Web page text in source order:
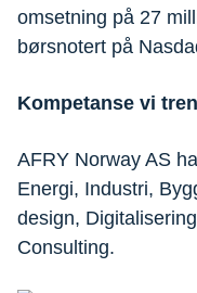
omsetning på 27
børsnotert på
Kompetanse vi
AFRY Norway AS
Energi, Industri,
design,
Consulting.